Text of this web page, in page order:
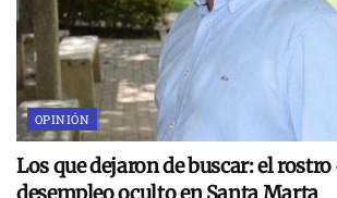
OPINIÓN
Los que dejaron de buscar: el
desempleo oculto en Santa Marta